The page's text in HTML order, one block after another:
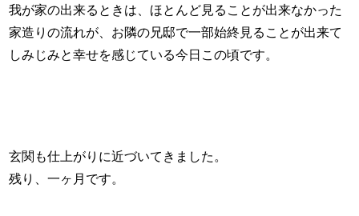
我が家の出来るときは、ほとんど見ることが出来なかった
家造りの流れが、お隣の兄邸で一部始終見ることが出来て
しみじみと幸せを感じている今日この頃です。
玄関も仕上がりに近づいてきました。
残り、一ヶ月です。